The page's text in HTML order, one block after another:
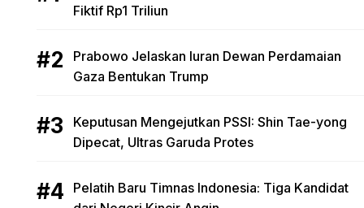
Fiktif Rp1 Triliun
Prabowo Jelaskan Iuran Dewan Perdamaian
Gaza Bentukan Trump
Keputusan Mengejutkan PSSI: Shin Tae-yong
Dipecat, Ultras Garuda Protes
Pelatih Baru Timnas Indonesia: Tiga Kandidat